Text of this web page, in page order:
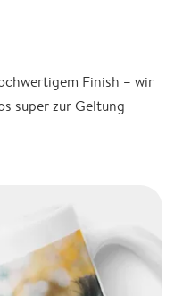
Finish – wir
super zur Geltung